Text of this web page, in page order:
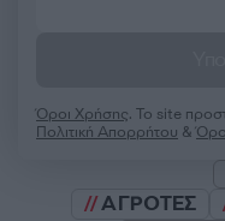
Όροι Χρήσης. Το site
Πολιτική Απορρήτου &
ΑΓΡΟΤΕΣ